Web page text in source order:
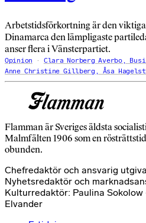
Arbetstidsförkortning är den
Dinamarca den lämpligaste
anser flera i Vänsterpartiet.
Opinion
Clara Norberg Averbo,
Anne Christine Gillberg, Åsa
Flamman är Sveriges äldsta
Malmfälten 1906 som en
obunden.
Chefredaktör och ansvarig
Nyhetsredaktör och
Kulturredaktör: Paulina Sokolow
Elvander